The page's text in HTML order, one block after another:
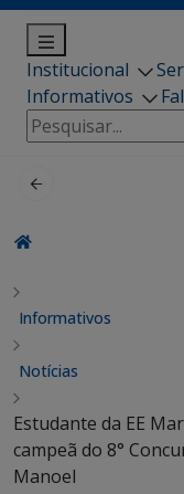
Institucional
Informativos
Pesquisar
por:
Informativos
Notícias
Estudante da EE
campeã do 8°
Manoel